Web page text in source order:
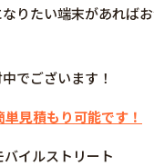
りたい端末があれば
でございます！
見積もり可能です！
･◆モバイルストリート